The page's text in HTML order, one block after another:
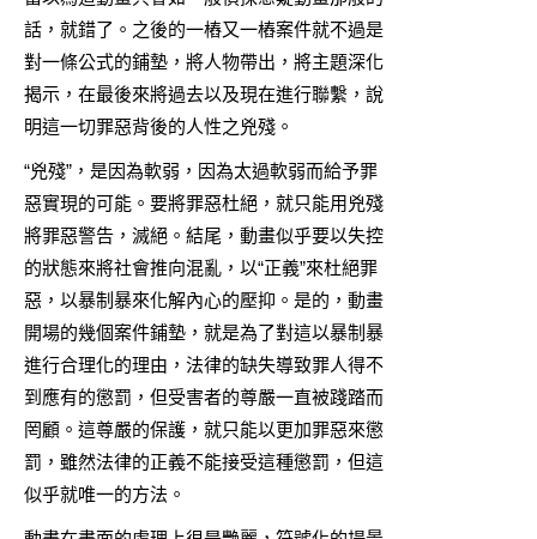
話，就錯了。之後的一樁又一樁案件就不過是
對一條公式的鋪墊，將人物帶出，將主題深化
揭示，在最後來將過去以及現在進行聯繫，說
明這一切罪惡背後的人性之兇殘。
“兇殘”，是因為軟弱，因為太過軟弱而給予罪
惡實現的可能。要將罪惡杜絕，就只能用兇殘
將罪惡警告，滅絕。結尾，動畫似乎要以失控
的狀態來將社會推向混亂，以“正義”來杜絕罪
惡，以暴制暴來化解內心的壓抑。是的，動畫
開場的幾個案件鋪墊，就是為了對這以暴制暴
進行合理化的理由，法律的缺失導致罪人得不
到應有的懲罰，但受害者的尊嚴一直被踐踏而
罔顧。這尊嚴的保護，就只能以更加罪惡來懲
罰，雖然法律的正義不能接受這種懲罰，但這
似乎就唯一的方法。